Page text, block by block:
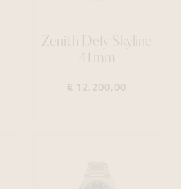
Zenith Defy Skyline
41mm
€ 12.200,00